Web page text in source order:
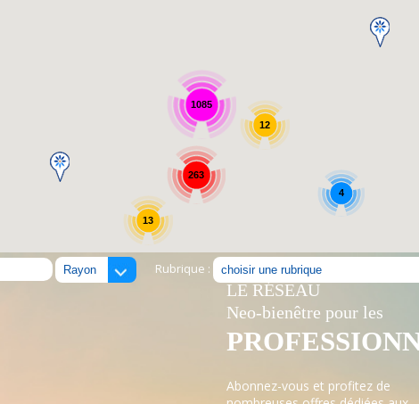
1085
13
263
4
12
Rubrique :
LE RÉSEAU
Neo-bienêtre pour les
Abonnez-vous et profitez de